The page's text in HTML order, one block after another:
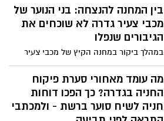
אמבולנסים, ניידות טיפול נמרץ, אופנועים וכלי
חירום נוספים ברחבי הארץ
בין המחנה להנצחה: בני הנוער של
מכבי צעיר גדרה לא שוכחים את
הגיבורים שנפלו
במהלך ביקור במחנה הקיץ של מכבי צעיר
באנדרטת הנח"ל, נחשפו בני הנוער מגדרה
בפעילויות חינוכיות וערכיות - ובחרו להקדיש
רגע מיוחד לזכר לוחמי צה"ל שנפלו, באמצעות
דגלי הנצחה שנשאו בגאווה
מה עומד מאחורי סערת פיקוח
החניה בגדרה? כך הפכו דוחות
חניה לשיח סוער ברשת - ולמכתבי